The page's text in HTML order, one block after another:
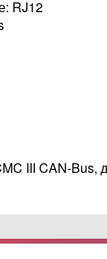
RJ12
III CAN-